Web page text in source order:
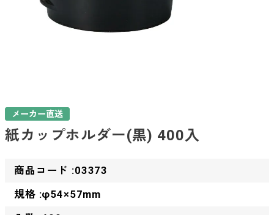
メーカー直送
紙カップホルダー(黒) 400入
商品コード :03373
規格 :φ54×57mm